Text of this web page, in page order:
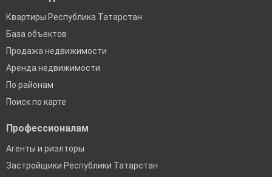
Квартиры Республика Татарстан
База объектов
Продажа недвижимости
Аренда недвижимости
По районам
Поиск по карте
Профессионалам
Агенты и риэлторы
Застройщики Республики Татарстан